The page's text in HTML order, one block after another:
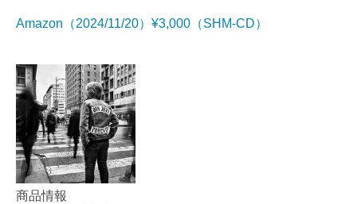
Amazon（2024/11/20）¥3,000（SHM-CD）
商品情報